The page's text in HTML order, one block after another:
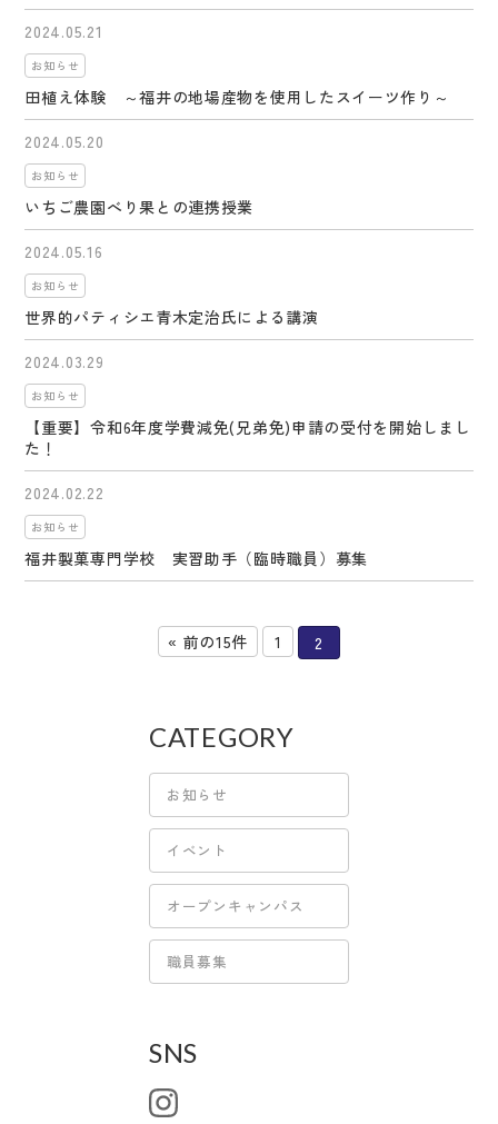
2024.05.21
お知らせ
田植え体験 ～福井の地場産物を使用したスイーツ作り～
2024.05.20
お知らせ
いちご農園べり果との連携授業
2024.05.16
お知らせ
世界的パティシエ青木定治氏による講演
2024.03.29
お知らせ
【重要】令和6年度学費減免(兄弟免)申請の受付を開始しまし
た！
2024.02.22
お知らせ
福井製菓専門学校 実習助手（臨時職員）募集
« 前の15件 1 2
CATEGORY
お知らせ
イベント
オープンキャンパス
職員募集
SNS